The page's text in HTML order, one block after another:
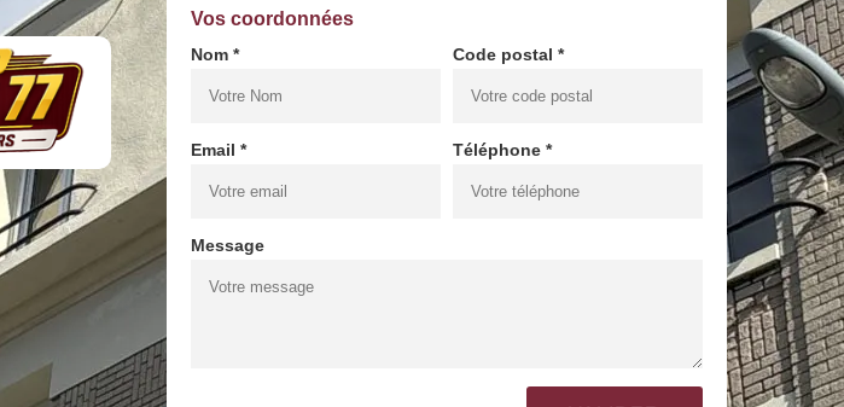
Vos coordonnées
Nom * Code postal *
Email * Téléphone *
Message